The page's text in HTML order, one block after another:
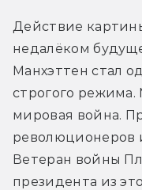
Действие
недалёком
Манхэттен стал
строгого режима.
мировая война.
революционеров
Ветеран войны
президента из